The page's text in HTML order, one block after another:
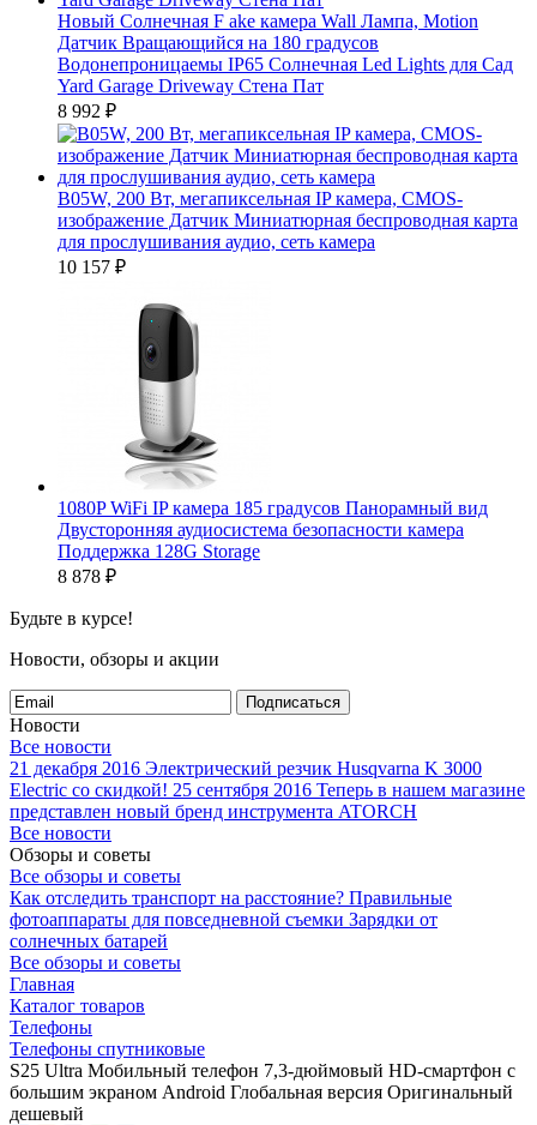
Новый Солнечная F ake камера Wall Лампа, Motion
Датчик Вращающийся на 180 градусов
Водонепроницаемы IP65 Солнечная Led Lights для Сад
Yard Garage Driveway Стена Пат
8 992 ₽
B05W, 200 Вт, мегапиксельная IP камера, CMOS-
изображение Датчик Миниатюрная беспроводная карта
для прослушивания аудио, сеть камера
10 157 ₽
1080P WiFi IP камера 185 градусов Панорамный вид
Двусторонняя аудиосистема безопасности камера
Поддержка 128G Storage
8 878 ₽
Будьте в курсе!
Новости, обзоры и акции
Подписаться
Новости
Все новости
21 декабря 2016 Электрический резчик Husqvarna K 3000
Electric со скидкой! 25 сентября 2016 Теперь в нашем магазине
представлен новый бренд инструмента ATORCH
Все новости
Обзоры и советы
Все обзоры и советы
Как отследить транспорт на расстояние? Правильные
фотоаппараты для повседневной съемки Зарядки от
солнечных батарей
Все обзоры и советы
Главная
Каталог товаров
Телефоны
Телефоны спутниковые
S25 Ultra Мобильный телефон 7,3-дюймовый HD-смартфон с
большим экраном Android Глобальная версия Оригинальный
дешевый